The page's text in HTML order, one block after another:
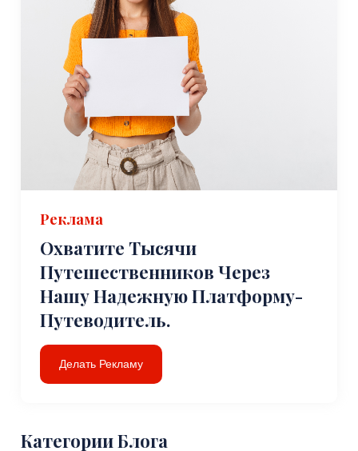
Реклама
Охватите Тысячи
Путешественников Через
Нашу Надежную Платформу-
Путеводитель.
Делать Рекламу
Категории Блога